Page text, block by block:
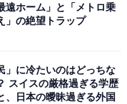
遠ホーム」と「メトロ乗
」の絶望トラップ
」に冷たいのはどっちな
スイスの厳格過ぎる学歴
、日本の曖昧過ぎる外国